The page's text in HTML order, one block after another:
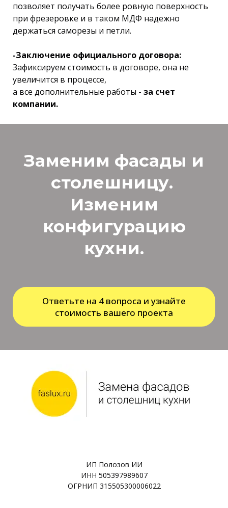
позволяет получать более ровную поверхность
при фрезеровке и в таком МДФ надежно
держаться саморезы и петли.
-Заключение официального договора:
Зафиксируем стоимость в договоре, она не
увеличится в процессе,
а все дополнительные работы - за счет
компании.
Заменим фасады и
столешницу.
Изменим
конфигурацию
кухни.
Ответьте на 4 вопроса и узнайте
стоимость вашего проекта
ИП Полозов ИИ
ИНН 505397989607
ОГРНИП 315505300006022